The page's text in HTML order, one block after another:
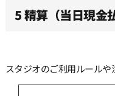
5 精算（当日現金
スタジオのご利用ルールや